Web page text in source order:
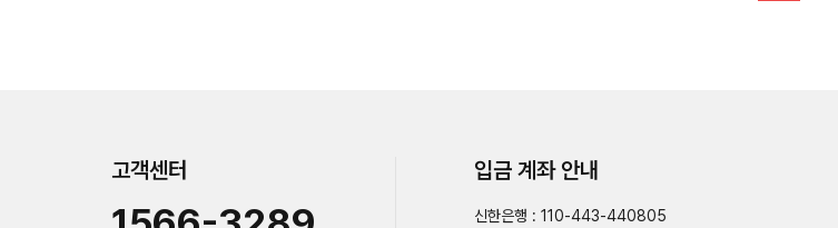
고객센터 입금 계좌 안내
신한은행 : 110-443-440805